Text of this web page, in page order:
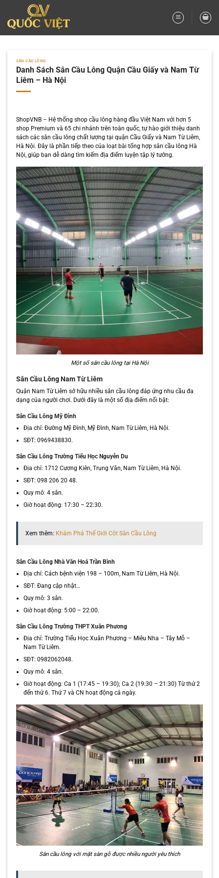
nội
dung
SÂN CẦU LÔNG
Danh Sách Sân Cầu Lông Quận Cầu Giấy và Nam Từ
Liêm – Hà Nội
ShopVNB – Hệ thống shop cầu lông hàng đầu Việt Nam với hơn 5
shop Premium và 65 chi nhánh trên toàn quốc, tự hào giới thiệu danh
sách các sân cầu lông chất lượng tại quận Cầu Giấy và Nam Từ Liêm,
Hà Nội. Đây là phần tiếp theo của loạt bài tổng hợp sân cầu lông Hà
Nội, giúp bạn dễ dàng tìm kiếm địa điểm luyện tập lý tưởng.
Một số sân cầu lông tại Hà Nội
Sân Cầu Lông Nam Từ Liêm
Quận Nam Từ Liêm sở hữu nhiều sân cầu lông đáp ứng nhu cầu đa
dạng của người chơi. Dưới đây là một số địa điểm nổi bật:
Sân Cầu Lông Mỹ Đình
Địa chỉ: Đường Mỹ Đình, Mỹ Đình, Nam Từ Liêm, Hà Nội.
SĐT: 0969438830.
Sân Cầu Lông Trường Tiểu Học Nguyễn Du
Địa chỉ: 1712 Cương Kiên, Trung Văn, Nam Từ Liêm, Hà Nội.
SĐT: 098 206 20 48.
Quy mô: 4 sân.
Giờ hoạt động: 17:30 – 22:30.
Xem thêm: Khám Phá Thế Giới Cột Sân Cầu Lông
Sân Cầu Lông Nhà Văn Hoá Trần Bình
Địa chỉ: Cách bệnh viện 198 – 100m, Nam Từ Liêm, Hà Nội.
SĐT: Đang cập nhật…
Quy mô: 3 sân.
Giờ hoạt động: 5:00 – 22:00.
Sân Cầu Lông Trường THPT Xuân Phương
Địa chỉ: Trường Tiểu Học Xuân Phương – Miêu Nha – Tây Mỗ –
Nam Từ Liêm.
SĐT: 0982062048.
Quy mô: 4 sân.
Giờ hoạt động: Ca 1 (17:45 – 19:30); Ca 2 (19:30 – 21:30) Từ thứ 2
đến thứ 6. Thứ 7 và CN hoạt động cả ngày.
Sân cầu lông với mặt sàn gỗ được nhiều người yêu thích